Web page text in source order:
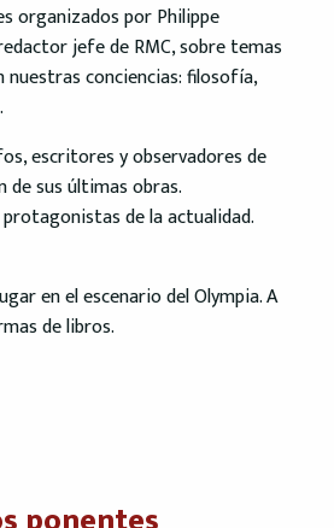
organizados por Philippe
jefe de RMC, sobre temas
nuestras conciencias: filosofía,
escritores y observadores de
sus últimas obras.
de la actualidad.
en el escenario del Olympia. A
de libros.